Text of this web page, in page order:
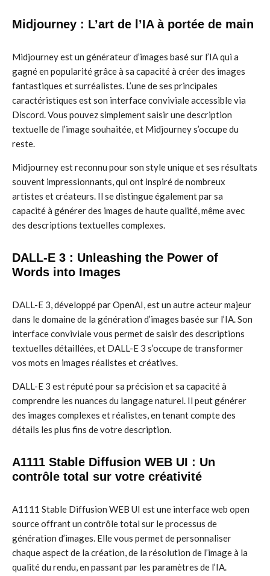
Midjourney : L’art de l’IA à portée de main
Midjourney est un générateur d’images basé sur l’IA qui a
gagné en popularité grâce à sa capacité à créer des images
fantastiques et surréalistes. L’une de ses principales
caractéristiques est son interface conviviale accessible via
Discord. Vous pouvez simplement saisir une description
textuelle de l’image souhaitée, et Midjourney s’occupe du
reste.
Midjourney est reconnu pour son style unique et ses résultats
souvent impressionnants, qui ont inspiré de nombreux
artistes et créateurs. Il se distingue également par sa
capacité à générer des images de haute qualité, même avec
des descriptions textuelles complexes.
DALL-E 3 : Unleashing the Power of
Words into Images
DALL-E 3, développé par OpenAI, est un autre acteur majeur
dans le domaine de la génération d’images basée sur l’IA. Son
interface conviviale vous permet de saisir des descriptions
textuelles détaillées, et DALL-E 3 s’occupe de transformer
vos mots en images réalistes et créatives.
DALL-E 3 est réputé pour sa précision et sa capacité à
comprendre les nuances du langage naturel. Il peut générer
des images complexes et réalistes, en tenant compte des
détails les plus fins de votre description.
A1111 Stable Diffusion WEB UI : Un
contrôle total sur votre créativité
A1111 Stable Diffusion WEB UI est une interface web open
source offrant un contrôle total sur le processus de
génération d’images. Elle vous permet de personnaliser
chaque aspect de la création, de la résolution de l’image à la
qualité du rendu, en passant par les paramètres de l’IA.